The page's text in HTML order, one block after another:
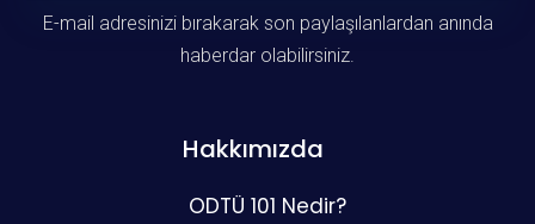
E-mail adresinizi bırakarak son paylaşılanlardan anında
haberdar olabilirsiniz.
Hakkımızda
ODTÜ 101 Nedir?